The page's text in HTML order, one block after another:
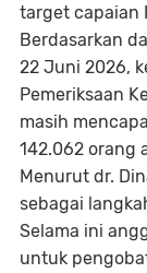
target capaian
Berdasarkan
22 Juni 2026,
Pemeriksaan
masih
142.062 orang
Menurut dr.
sebagai
Selama ini
untuk